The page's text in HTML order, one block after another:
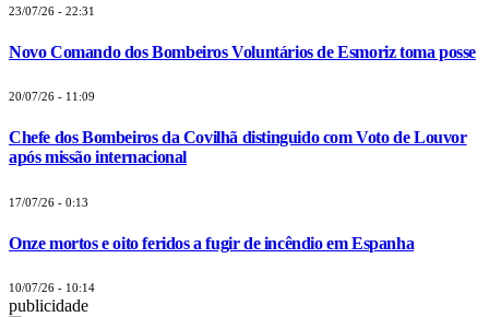
23/07/26 - 22:31
Novo Comando dos Bombeiros Voluntários de Esmoriz toma posse
20/07/26 - 11:09
Chefe dos Bombeiros da Covilhã distinguido com Voto de Louvor
após missão internacional
17/07/26 - 0:13
Onze mortos e oito feridos a fugir de incêndio em Espanha
10/07/26 - 10:14
publicidade